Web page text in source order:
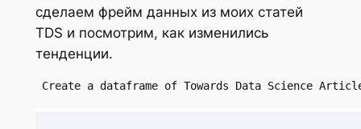
сделаем фрейм данных из моих статей
TDS и посмотрим, как изменились
тенденции.
Create a dataframe of Towards Data